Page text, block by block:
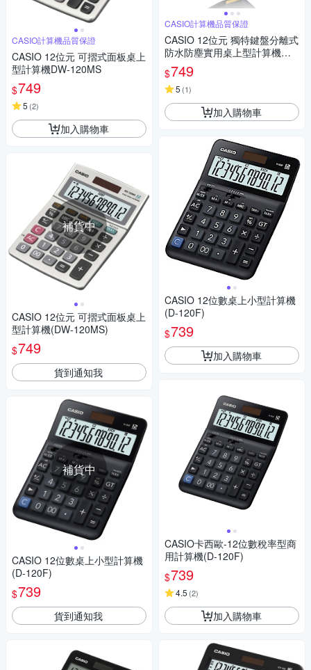
CASIO計算機品質保證
CASIO 12位元 可摺式面板桌上
型計算機DW-120MS
$749
5 (2)
加入購物車
補貨中
CASIO 12位元 可摺式面板桌上
型計算機(DW-120MS)
$749
貨到通知我
補貨中
CASIO 12位數桌上小型計算機
(D-120F)
$739
貨到通知我
CASIO計算機品質保證
CASIO 12位元 獨特鍵盤分離式
防水防塵實用桌上型計算機WM
-320MT-大黃蜂潮流配
$749
5 (1)
加入購物車
CASIO 12位數桌上小型計算機
(D-120F)
$739
加入購物車
CASIO卡西歐-12位數稅率型商
用計算機(D-120F)
$739
4.5 (2)
加入購物車